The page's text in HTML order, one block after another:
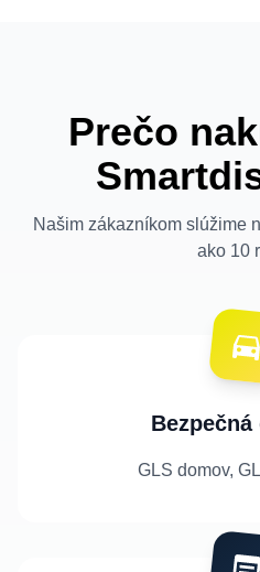
Prečo
Našim zákazníkom slúžime
ako 10
Bezpečná
GLS domov,